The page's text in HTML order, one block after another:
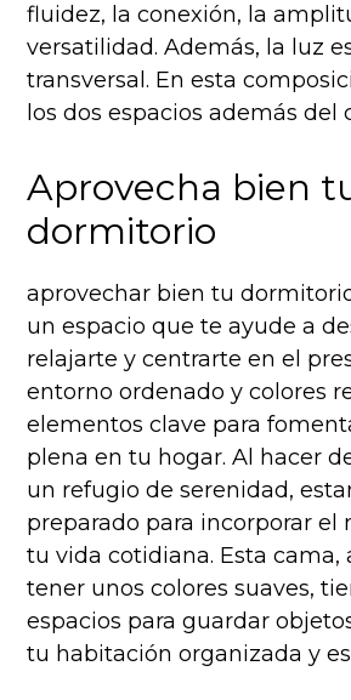
fluidez, la conexión, la
versatilidad. Además, la luz
transversal. En esta
los dos espacios además del
Aprovecha bien
dormitorio
aprovechar bien tu
un espacio que te ayude a
relajarte y centrarte en el
entorno ordenado y colores
elementos clave para
plena en tu hogar. Al hacer
un refugio de serenidad,
preparado para incorporar el
tu vida cotidiana. Esta cama,
tener unos colores suaves,
espacios para guardar
tu habitación organizada y